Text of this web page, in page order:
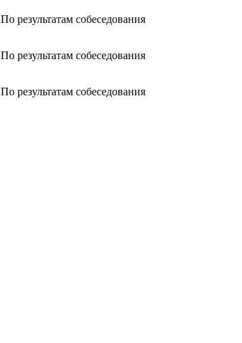
По результатам собеседования
По результатам собеседования
По результатам собеседования